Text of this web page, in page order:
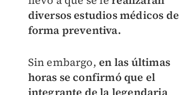
diversos estudios médicos de
forma preventiva.
Sin embargo, en las últimas
horas se confirmó que el